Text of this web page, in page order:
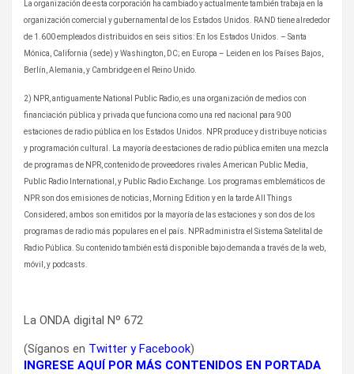
La organización de esta corporación ha cambiado y actualmente también trabaja en la
organización comercial y gubernamental de los Estados Unidos. RAND tiene alrededor
de 1.600 empleados distribuidos en seis sitios: En los Estados Unidos. – Santa
Mónica, California (sede) y Washington, DC; en Europa – Leiden en los Países Bajos,
Berlín, Alemania, y Cambridge en el Reino Unido.
2) NPR, antiguamente National Public Radio, es una organización de medios con
financiación pública y privada que funciona como una red nacional para 900
estaciones de radio pública en los Estados Unidos. NPR produce y distribuye noticias
y programación cultural. La mayoría de estaciones de radio pública emiten una mezcla
de programas de NPR, contenido de proveedores rivales American Public Media,
Public Radio International, y Public Radio Exchange. Los programas emblemáticos de
NPR son dos emisiones de noticias, Morning Edition y en la tarde All Things
Considered; ambos son emitidos por la mayoría de las estaciones y son dos de los
programas de radio más populares en el país. NPR administra el Sistema Satelital de
Radio Pública. Su contenido también está disponible bajo demanda a través de la web,
móvil, y podcasts.
La ONDA digital Nº 672
(Síganos en Twitter yFacebook)
INGRESE AQUÍ POR MÁS CONTENIDOS EN PORTADA